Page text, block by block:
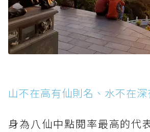
山不在高有仙則名、水不在
身為八仙中點閱率最高的代